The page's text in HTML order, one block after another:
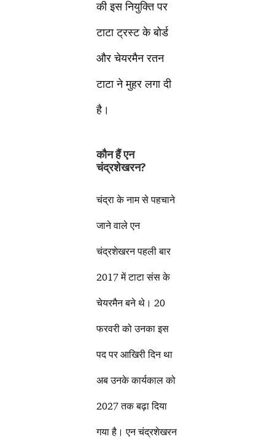
की इस नियुक्ति पर
टाटा ट्रस्ट के बोर्ड
और चेयरमैन रतन
टाटा ने मुहर लगा दी
है।
कौन हैं एन
चंद्रशेखरन?
चंद्रा के नाम से पहचाने
जाने वाले एन
चंद्रशेखरन पहली बार
2017 में टाटा संस के
चेयरमैन बने थे। 20
फरवरी को उनका इस
पद पर आखिरी दिन था
अब उनके कार्यकाल को
2027 तक बढ़ा दिया
गया है। एन चंद्रशेखरन